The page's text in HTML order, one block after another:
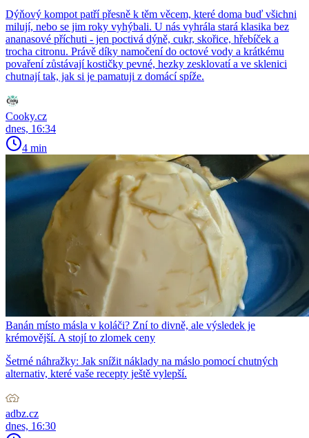
Dýňový kompot patří přesně k těm věcem, které doma buď všichni
milují, nebo se jim roky vyhýbali. U nás vyhrála stará klasika bez
ananasové příchuti - jen poctivá dýně, cukr, skořice, hřebíček a
trocha citronu. Právě díky namočení do octové vody a krátkému
povaření zůstávají kostičky pevné, hezky zesklovatí a ve sklenici
chutnají tak, jak si je pamatuji z domácí spíže.
Cooky.cz
dnes, 16:34
4 min
Banán místo másla v koláči? Zní to divně, ale výsledek je
krémovější. A stojí to zlomek ceny
Šetrné náhražky: Jak snížit náklady na máslo pomocí chutných
alternativ, které vaše recepty ještě vylepší.
adbz.cz
dnes, 16:30